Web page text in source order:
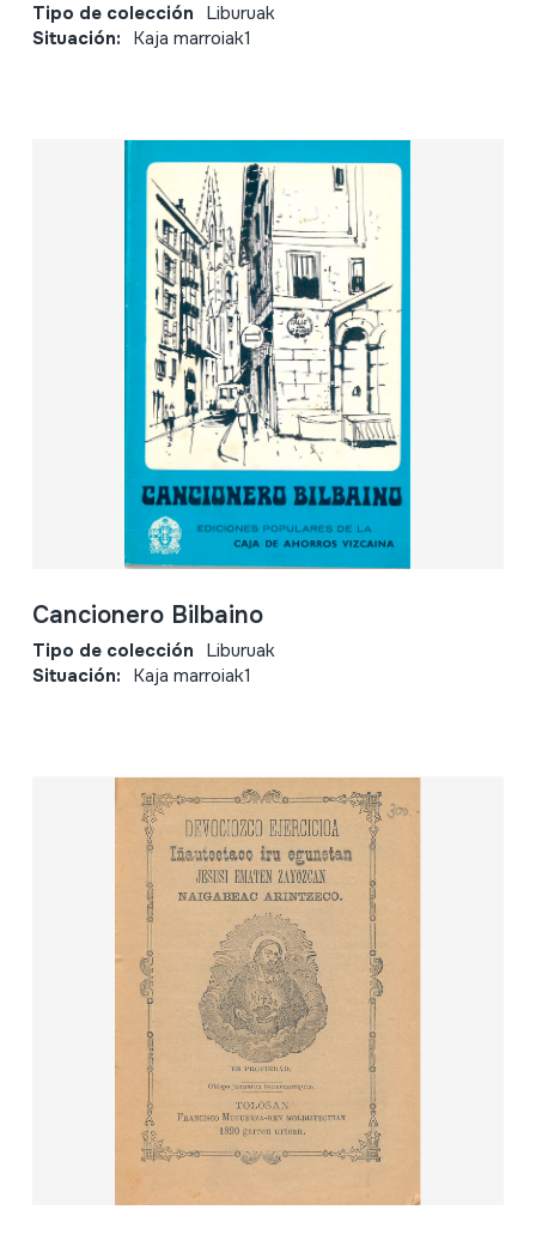
Tipo de colección Liburuak
Situación: Kaja marroiak1
Cancionero Bilbaino
Tipo de colección Liburuak
Situación: Kaja marroiak1